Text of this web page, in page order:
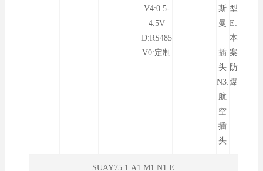
V4:0.5-
4.5V
D:RS485
V0:定制
斯
曼
插
头
N3:
航
空
插
头
型
E:
本
案
防
爆
SUAY75.1.A1.M1.N1.E